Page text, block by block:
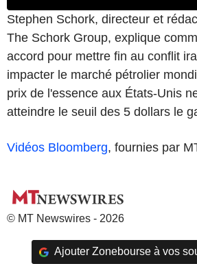
Stephen Schork, directeur et
The Schork Group, explique
accord pour mettre fin au conflit
impacter le marché pétrolier
prix de l'essence aux États-Unis
atteindre le seuil des 5 dollars le
Vidéos Bloomberg, fournies par
© MT Newswires - 2026
Ajouter Zonebourse à vos